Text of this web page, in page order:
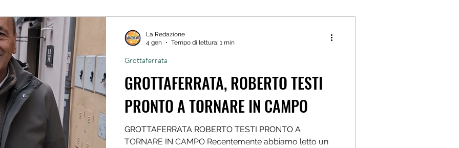
GROTTAFERRATA, ROBERTO TESTI
PRONTO A TORNARE IN CAMPO
GROTTAFERRATA ROBERTO TESTI PRONTO A
TORNARE IN CAMPO Recentemente abbiamo letto un
Grottaferrata
La Redazione
4 gen
Tempo di lettura: 1 min